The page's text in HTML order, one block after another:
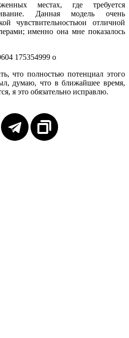
местах, где требуется
Данная модель очень
чувствительностьюи отличной
именно она мне показалось
что полностью потенциал этого
думаю, что в ближайшее время,
я это обязательно исправлю.